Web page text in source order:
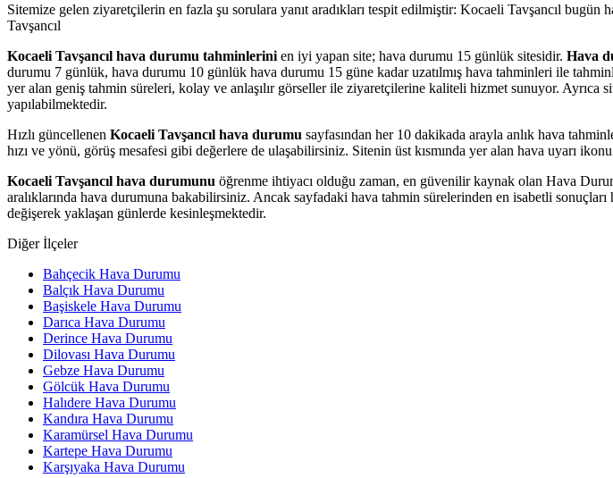
Sitemize gelen ziyaretçilerin en fazla şu sorulara yanıt aradıkları tespit edilmiştir: Kocaeli Tavşancıl bugün
Tavşancıl
Kocaeli Tavşancıl hava durumu tahminlerini en iyi yapan site; hava durumu 15 günlük sitesidir. Hava
durumu 7 günlük, hava durumu 10 günlük hava durumu 15 güne kadar uzatılmış hava tahminleri ile
yer alan geniş tahmin süreleri, kolay ve anlaşılır görseller ile ziyaretçilerine kaliteli hizmet sunuyor.
yapılabilmektedir.
Hızlı güncellenen Kocaeli Tavşancıl hava durumu sayfasından her 10 dakikada arayla anlık hava
hızı ve yönü, görüş mesafesi gibi değerlere de ulaşabilirsiniz. Sitenin üst kısmında yer alan hava uyarı
Kocaeli Tavşancıl hava durumunu öğrenme ihtiyacı olduğu zaman, en güvenilir kaynak olan Hava
aralıklarında hava durumuna bakabilirsiniz. Ancak sayfadaki hava tahmin sürelerinden en isabetli
değişerek yaklaşan günlerde kesinleşmektedir.
Diğer İlçeler
Bahçecik Hava Durumu
Balçık Hava Durumu
Başiskele Hava Durumu
Darıca Hava Durumu
Derince Hava Durumu
Dilovası Hava Durumu
Gebze Hava Durumu
Gölcük Hava Durumu
Halıdere Hava Durumu
Kandıra Hava Durumu
Karamürsel Hava Durumu
Kartepe Hava Durumu
Karşıyaka Hava Durumu